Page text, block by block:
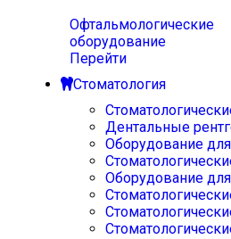
Офтальмологические
оборудование
Перейти
Стоматология
Дентальные
Оборудование
Оборудование